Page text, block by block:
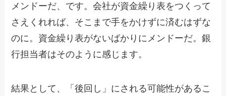
メンドーだ、です。会社が資金繰り表をつくって
さえくれれば、そこまで手をかけずに済むはずな
のに。資金繰り表がないばかりにメンドーだ。銀
行担当者はそのように感じます。
結果として、「後回し」にされる可能性があるこ